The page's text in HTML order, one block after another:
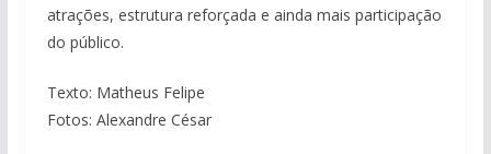
atrações, estrutura reforçada e ainda mais participação
do público.
Texto: Matheus Felipe
Fotos: Alexandre César